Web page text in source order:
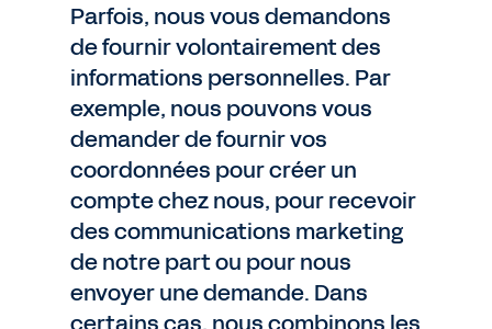
Parfois, nous vous demandons
de fournir volontairement des
informations personnelles. Par
exemple, nous pouvons vous
demander de fournir vos
coordonnées pour créer un
compte chez nous, pour recevoir
des communications marketing
de notre part ou pour nous
envoyer une demande. Dans